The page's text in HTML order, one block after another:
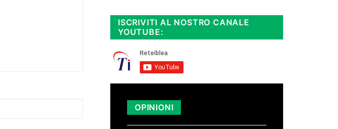
ISCRIVITI AL NOSTRO CANALE
YOUTUBE:
OPINIONI